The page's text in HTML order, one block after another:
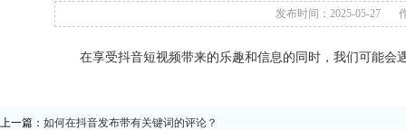
发布时间：2025-05-27
在享受抖音短视频带来的乐趣和信息的同时，我们可能会
上一篇： 如何在抖音发布带有关键词的评论？